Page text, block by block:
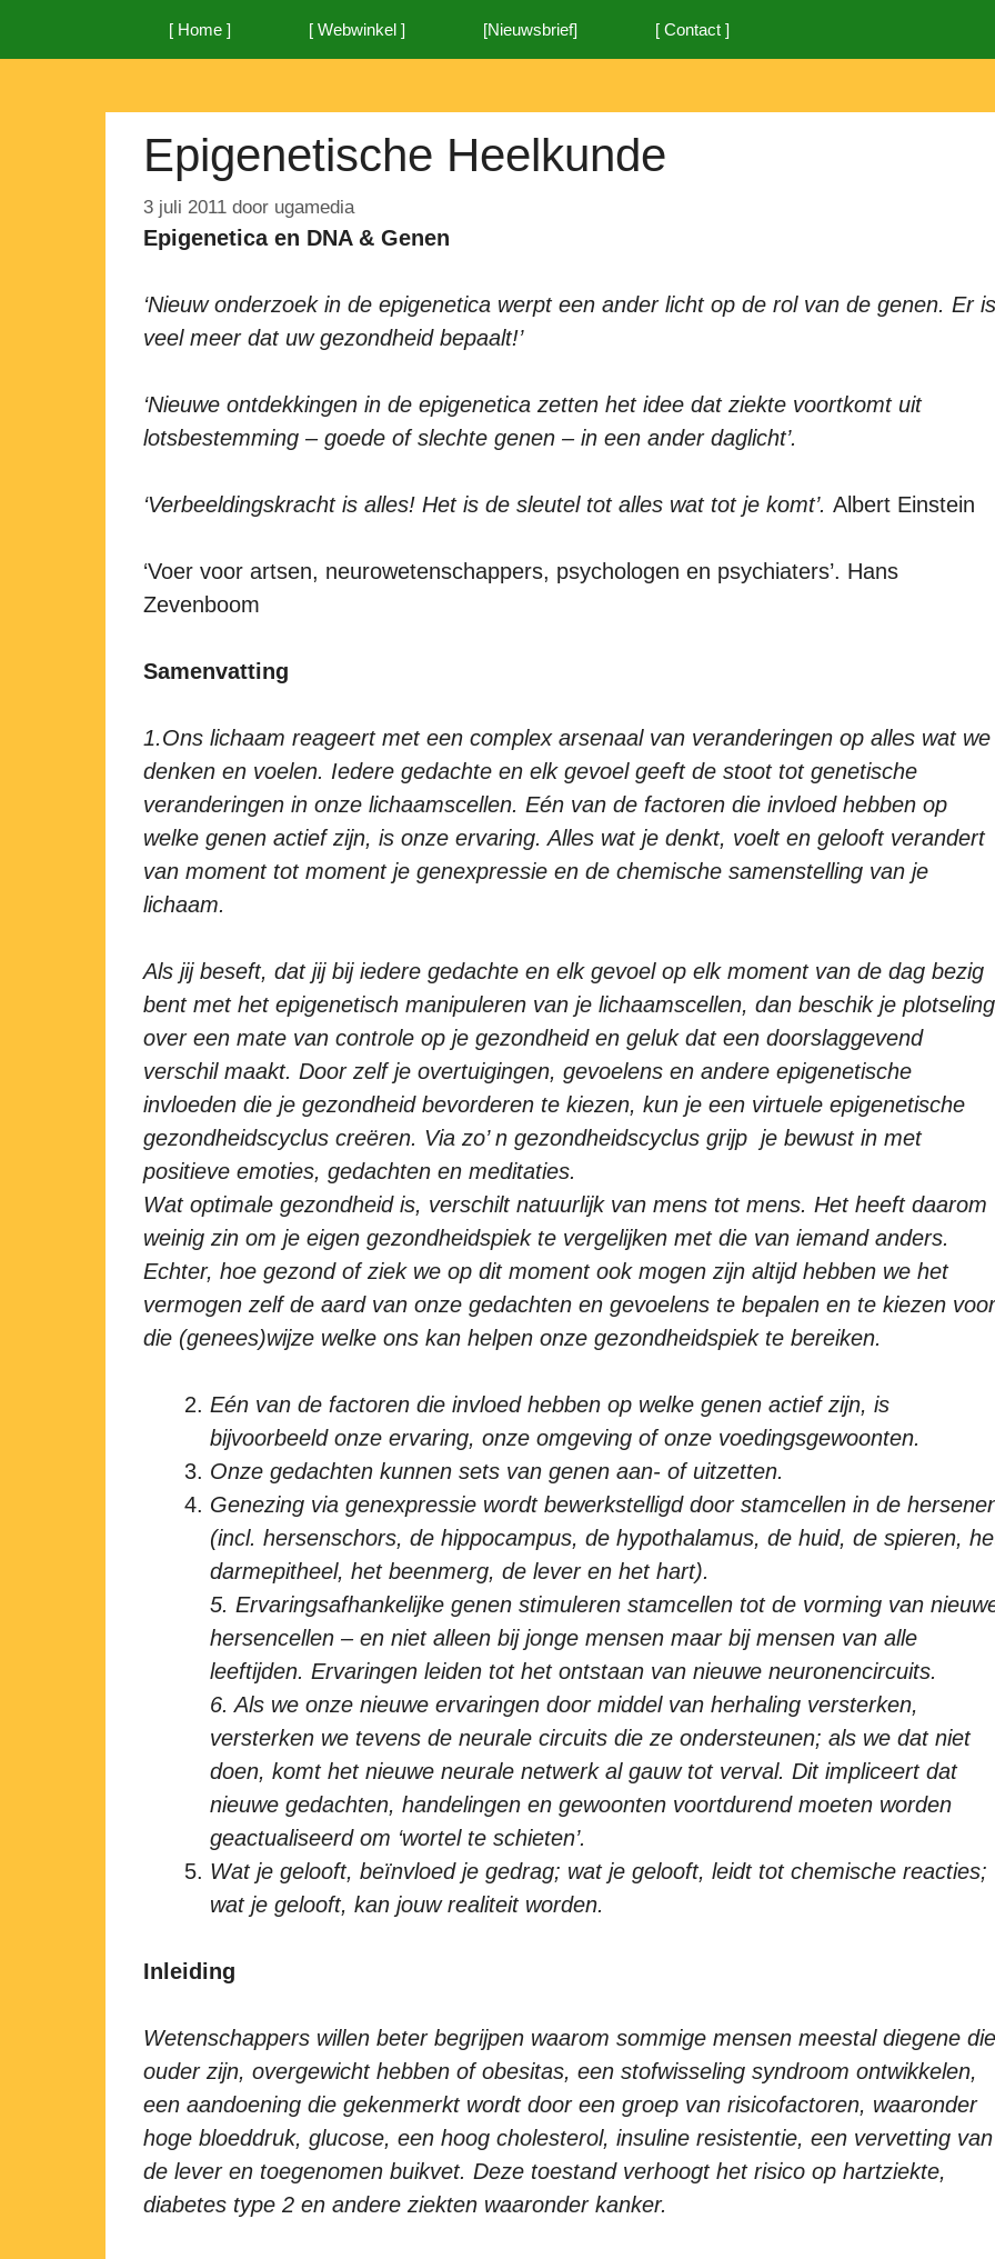
[ Home ] [ Webwinkel ] [Nieuwsbrief] [ Contact ]
Epigenetische Heelkunde
3 juli 2011 door ugamedia
Epigenetica en DNA & Genen
‘Nieuw onderzoek in de epigenetica werpt een ander licht op de rol van de genen. Er is
veel meer dat uw gezondheid bepaalt!’
‘Nieuwe ontdekkingen in de epigenetica zetten het idee dat ziekte voortkomt uit
lotsbestemming – goede of slechte genen – in een ander daglicht’.
‘Verbeeldingskracht is alles! Het is de sleutel tot alles wat tot je komt’. Albert Einstein
‘Voer voor artsen, neurowetenschappers, psychologen en psychiaters’. Hans
Zevenboom
Samenvatting
1.Ons lichaam reageert met een complex arsenaal van veranderingen op alles wat we
denken en voelen. Iedere gedachte en elk gevoel geeft de stoot tot genetische
veranderingen in onze lichaamscellen. Eén van de factoren die invloed hebben op
welke genen actief zijn, is onze ervaring. Alles wat je denkt, voelt en gelooft verandert
van moment tot moment je genexpressie en de chemische samenstelling van je
lichaam.
Als jij beseft, dat jij bij iedere gedachte en elk gevoel op elk moment van de dag bezig
bent met het epigenetisch manipuleren van je lichaamscellen, dan beschik je plotseling
over een mate van controle op je gezondheid en geluk dat een doorslaggevend
verschil maakt. Door zelf je overtuigingen, gevoelens en andere epigenetische
invloeden die je gezondheid bevorderen te kiezen, kun je een virtuele epigenetische
gezondheidscyclus creëren. Via zo’ n gezondheidscyclus grijp je bewust in met
positieve emoties, gedachten en meditaties.
Wat optimale gezondheid is, verschilt natuurlijk van mens tot mens. Het heeft daarom
weinig zin om je eigen gezondheidspiek te vergelijken met die van iemand anders.
Echter, hoe gezond of ziek we op dit moment ook mogen zijn altijd hebben we het
vermogen zelf de aard van onze gedachten en gevoelens te bepalen en te kiezen voor
die (genees)wijze welke ons kan helpen onze gezondheidspiek te bereiken.
Eén van de factoren die invloed hebben op welke genen actief zijn, is
bijvoorbeeld onze ervaring, onze omgeving of onze voedingsgewoonten.
Onze gedachten kunnen sets van genen aan- of uitzetten.
Genezing via genexpressie wordt bewerkstelligd door stamcellen in de
(incl. hersenschors, de hippocampus, de hypothalamus, de huid, de spieren,
darmepitheel, het beenmerg, de lever en het hart).
5. Ervaringsafhankelijke genen stimuleren stamcellen tot de vorming van
hersencellen – en niet alleen bij jonge mensen maar bij mensen van alle
leeftijden. Ervaringen leiden tot het ontstaan van nieuwe neuronencircuits.
6. Als we onze nieuwe ervaringen door middel van herhaling versterken,
versterken we tevens de neurale circuits die ze ondersteunen; als we dat niet
doen, komt het nieuwe neurale netwerk al gauw tot verval. Dit impliceert dat
nieuwe gedachten, handelingen en gewoonten voortdurend moeten worden
geactualiseerd om ‘wortel te schieten’.
Wat je gelooft, beïnvloed je gedrag; wat je gelooft, leidt tot chemische reacties;
wat je gelooft, kan jouw realiteit worden.
Inleiding
Wetenschappers willen beter begrijpen waarom sommige mensen meestal diegene die
ouder zijn, overgewicht hebben of obesitas, een stofwisseling syndroom ontwikkelen,
een aandoening die gekenmerkt wordt door een groep van risicofactoren, waaronder
hoge bloeddruk, glucose, een hoog cholesterol, insuline resistentie, een vervetting van
de lever en toegenomen buikvet. Deze toestand verhoogt het risico op hartziekte,
diabetes type 2 en andere ziekten waaronder kanker.